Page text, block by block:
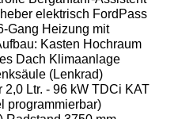
elektrisch FordPass
Gang Heizung mit
Kasten Hochraum
Dach Klimaanlage
(Lenkrad)
Ltr. - 96 kW TDCi KAT
programmierbar)